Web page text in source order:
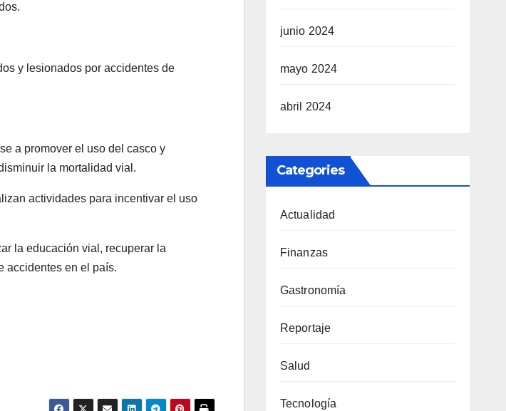
y lesionados por accidentes de
a promover el uso del casco y
la mortalidad vial.
actividades para incentivar el uso
la educación vial, recuperar la
accidentes en el país.
junio 2024
mayo 2024
abril 2024
Categories
Actualidad
Finanzas
Gastronomía
Reportaje
Salud
Tecnología